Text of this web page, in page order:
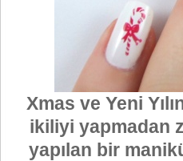
Xmas ve Yeni
ikiliyi yapmadan
yapılan bir